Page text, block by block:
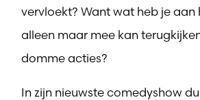
vervloekt? Want wat heb je aan
alleen maar mee kan
domme acties?
In zijn nieuwste comedyshow